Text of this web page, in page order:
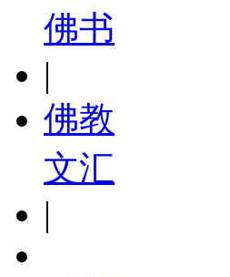
佛书
|
佛教
文汇
|